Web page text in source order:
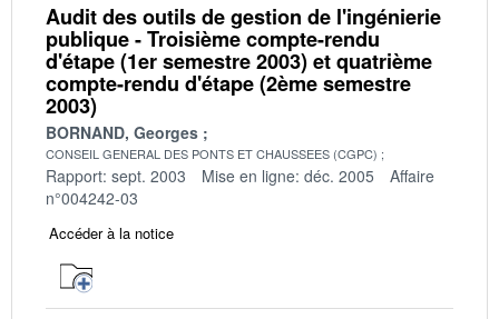
Audit des outils de gestion de l'ingénierie
publique - Troisième compte-rendu
d'étape (1er semestre 2003) et quatrième
compte-rendu d'étape (2ème semestre
2003)
BORNAND, Georges
CONSEIL GENERAL DES PONTS ET CHAUSSEES (CGPC)
Rapport: sept. 2003 Mise en ligne: déc. 2005
Affaire
n°004242-03
Accéder à la notice